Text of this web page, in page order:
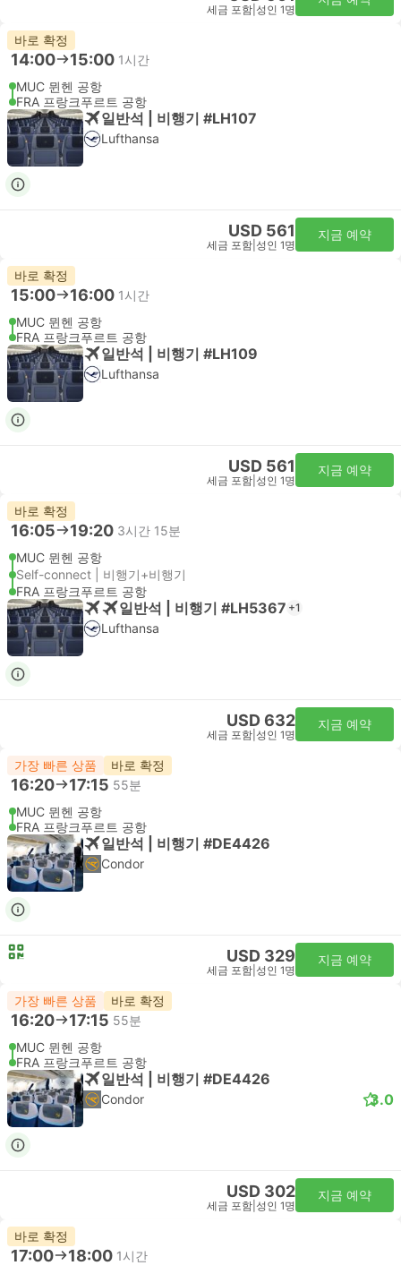
세금 포함 성인 1명
바로 확정
14:00 15:00 1시간
MUC 뮌헨 공항
FRA 프랑크푸르트 공항
일반석 | 비행기 #LH107
Lufthansa
USD 561
세금 포함 성인 1명
지금 예약
바로 확정
15:00 16:00 1시간
MUC 뮌헨 공항
FRA 프랑크푸르트 공항
일반석 | 비행기 #LH109
Lufthansa
USD 561
세금 포함 성인 1명
지금 예약
바로 확정
16:05 19:20 3시간 15분
MUC 뮌헨 공항
Self-connect | 비행기+비행기
FRA 프랑크푸르트 공항
일반석 | 비행기 #LH5367 +1
Lufthansa
USD 632
세금 포함 성인 1명
지금 예약
가장 빠른 상품 바로 확정
16:20 17:15 55분
MUC 뮌헨 공항
FRA 프랑크푸르트 공항
일반석 | 비행기 #DE4426
Condor
USD 329
세금 포함 성인 1명
지금 예약
가장 빠른 상품 바로 확정
16:20 17:15 55분
MUC 뮌헨 공항
FRA 프랑크푸르트 공항
일반석 | 비행기 #DE4426
Condor 3.0
USD 302
세금 포함 성인 1명
지금 예약
바로 확정
17:00 18:00 1시간